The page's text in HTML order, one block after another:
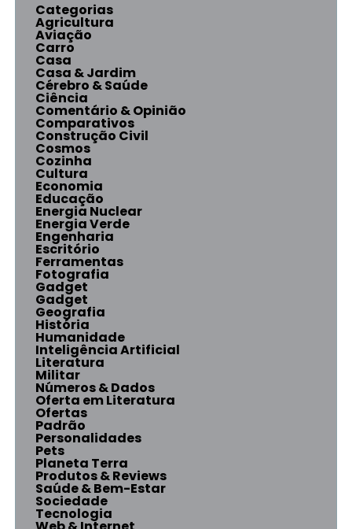
Categorias
Agricultura
Aviação
Carro
Casa
Casa & Jardim
Cérebro & Saúde
Ciência
Comentário & Opinião
Comparativos
Construção Civil
Cosmos
Cozinha
Cultura
Economia
Educação
Energia Nuclear
Energia Verde
Engenharia
Escritório
Ferramentas
Fotografia
Gadget
Gadget
Geografia
História
Humanidade
Inteligência Artificial
Literatura
Militar
Números & Dados
Oferta em Literatura
Ofertas
Padrão
Personalidades
Pets
Planeta Terra
Produtos & Reviews
Saúde & Bem-Estar
Sociedade
Tecnologia